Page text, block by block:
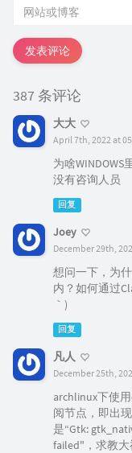
发表评论
387 条评论
大大
April 7th, 2022 at
为啥
没有咨询人员
回复
Joey
December 29th,
想问一下，为
内？如何通过
｀)
回复
凡人
December 25th,
archlinux下使
阅节点，即出
是“Gtk:
failed"，求教大